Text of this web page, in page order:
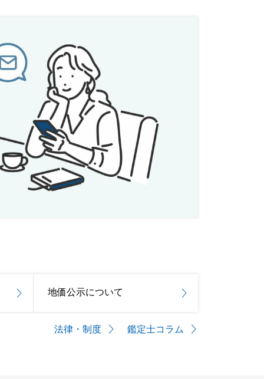
地価公示について
法律・制度 鑑定士コラム